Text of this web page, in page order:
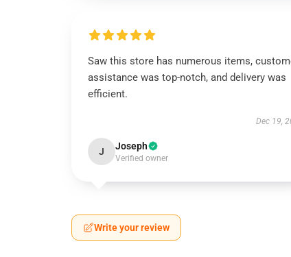
Saw this store has numerous items,
assistance was top-notch, and delivery was
efficient.
Dec 19,
J Joseph
Verified owner
Write your review